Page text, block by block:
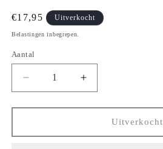
Normale
prijs
€17,95 Uitverkocht
Belastingen inbegrepen.
Aantal
Aantal
Aantal
verlagen
voor
oorbellen
Aantal
verhogen
voor
Statement
oorbellen
Uitverkocht